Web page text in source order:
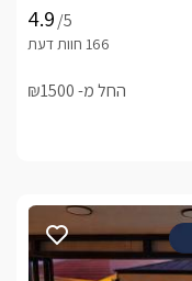
/5
החל מ- ₪1500